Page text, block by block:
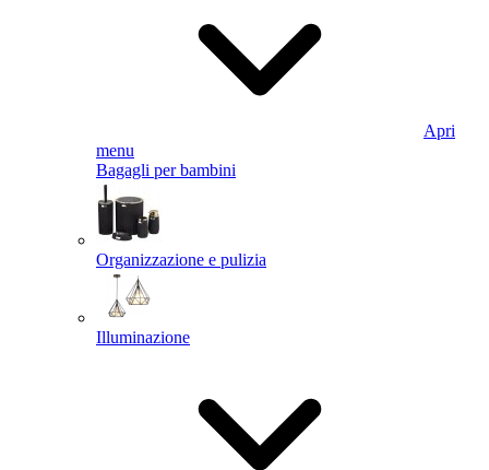
Apri
menu
Bagagli per bambini
Organizzazione e pulizia
Illuminazione